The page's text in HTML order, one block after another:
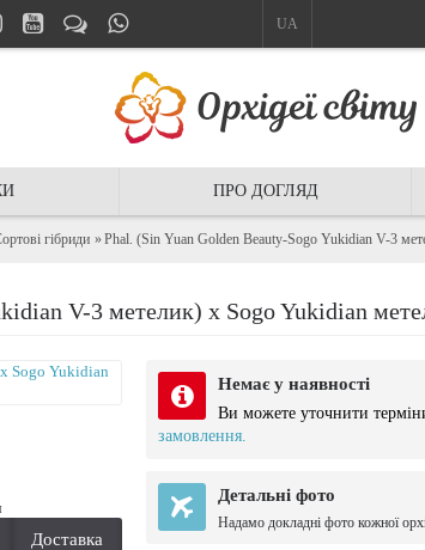
UA
ПРО ДОГЛЯД
гібриди Phal. (Sin Yuan Golden Beauty-Sogo Yukidian V-3
V-3 метелик) x Sogo Yukidian
Доставка
Немає у наявності
Ви можете уточнити
замовлення.
Детальні фото
Надамо докладні фото кожної